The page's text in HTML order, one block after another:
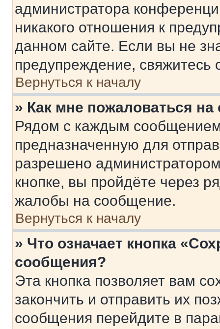
администратора
никакого отношения к
данном сайте. Если вы не
предупреждение,
Вернуться к началу
» Как мне пожаловаться
Рядом с каждым сообщением
предназначенную для
разрешено
кнопке, вы пройдёте через
жалобы на сообщение.
Вернуться к началу
» Что означает кнопка
сообщения?
Эта кнопка позволяет вам
закончить и отправить их
сообщения перейдите в